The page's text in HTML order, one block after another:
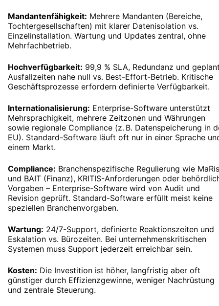
Mandantenfähigkeit: Mehrere Mandanten (Bereiche,
Tochtergesellschaften) mit klarer Datenisolation vs.
Einzelinstallation. Wartung und Updates zentral, ohne
Mehrfachbetrieb.
Hochverfügbarkeit: 99,9 % SLA, Redundanz und
Ausfallzeiten nahe null vs. Best-Effort-Betrieb. Kritische
Geschäftsprozesse erfordern definierte Verfügbarkeit.
Internationalisierung: Enterprise-Software unterstützt
Mehrsprachigkeit, mehrere Zeitzonen und Währungen
sowie regionale Compliance (z. B. Datenspeicherung in
EU). Standard-Software läuft oft nur in einer Sprache
einem Markt.
Compliance: Branchenspezifische Regulierung wie
und BAIT (Finanz), KRITIS-Anforderungen oder
Vorgaben – Enterprise-Software wird von Audit und
Revision geprüft. Standard-Software erfüllt meist keine
speziellen Branchenvorgaben.
Wartung: 24/7-Support, definierte Reaktionszeiten und
Eskalation vs. Bürozeiten. Bei unternehmenskritischen
Systemen muss Support jederzeit erreichbar sein.
Kosten: Die Investition ist höher, langfristig aber oft
günstiger durch Effizienzgewinne, weniger Nachrüstung
und zentrale Steuerung.